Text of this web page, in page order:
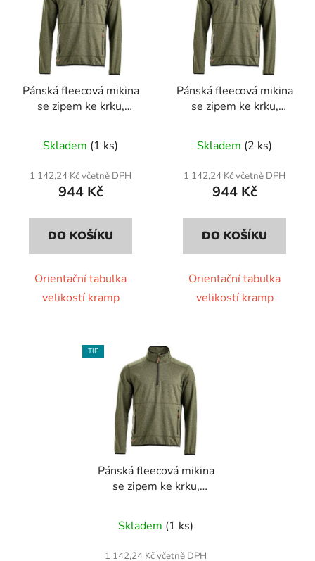
Pánská fleecová mikina
se zipem ke krku,
Skladem (1 ks)
1 142,24 Kč včetně DPH
944 Kč
DO KOŠÍKU
Orientační tabulka
velikostí kramp
Pánská fleecová mikina
se zipem ke krku,
Skladem (2 ks)
1 142,24 Kč včetně DPH
944 Kč
DO KOŠÍKU
Orientační tabulka
velikostí kramp
TIP
Pánská fleecová mikina
se zipem ke krku,
Skladem (1 ks)
1 142,24 Kč včetně DPH